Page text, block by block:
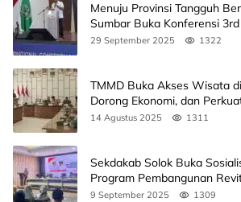
Menuju Provinsi Tangguh
Sumbar Buka Konferensi
Unand
29 September 2025 1322
TMMD Buka Akses Wisata
Dorong Ekonomi, dan
14 Agustus 2025 1311
Sekdakab Solok Buka
Program Pembangunan
Pendidikan
9 September 2025 1309